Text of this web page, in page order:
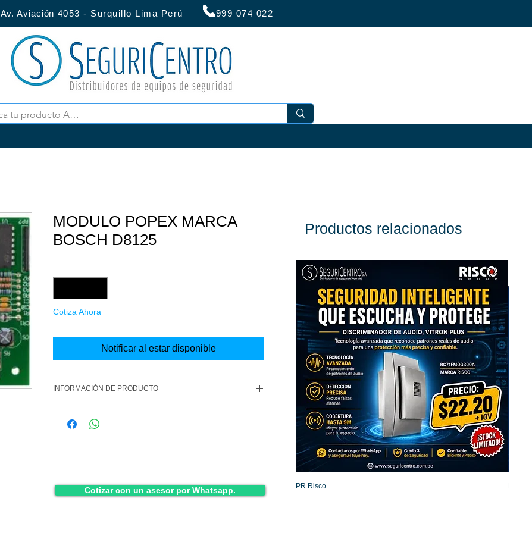
Av. Aviación 4053 - Surquillo Lima Perú 999 074 022
MODULO POPEX MARCA
BOSCH D8125
Cotiza Ahora
Notificar al estar disponible
INFORMACIÓN DE PRODUCTO
Cotizar con un asesor por Whatsapp.
Productos relacionados
PR Risco